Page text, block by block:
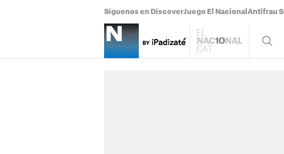
Síguenos en DiscoverJuego El Nacional Antifrau